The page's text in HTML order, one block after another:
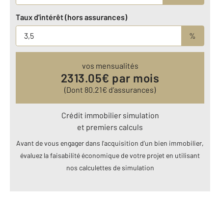
Taux d'intérêt (hors assurances)
%
vos mensualités
2313.05€ par mois
(Dont 80.21€ d’assurances)
Crédit immobilier simulation
et premiers calculs
Avant de vous engager dans l’acquisition d’un bien immobilier,
évaluez la faisabilité économique de votre projet en utilisant
nos calculettes de simulation